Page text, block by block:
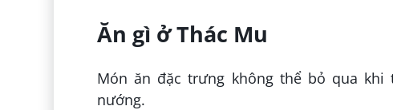
Ăn gì ở Thác Mu
Món ăn đặc trưng không thể bỏ qua
nướng.